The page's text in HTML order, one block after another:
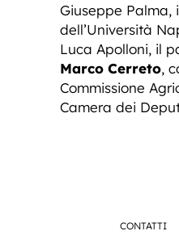
Giuseppe Palma,
dell’Università
Luca Apolloni, il
Marco Cerreto,
Commissione
Camera dei
CONTATTI